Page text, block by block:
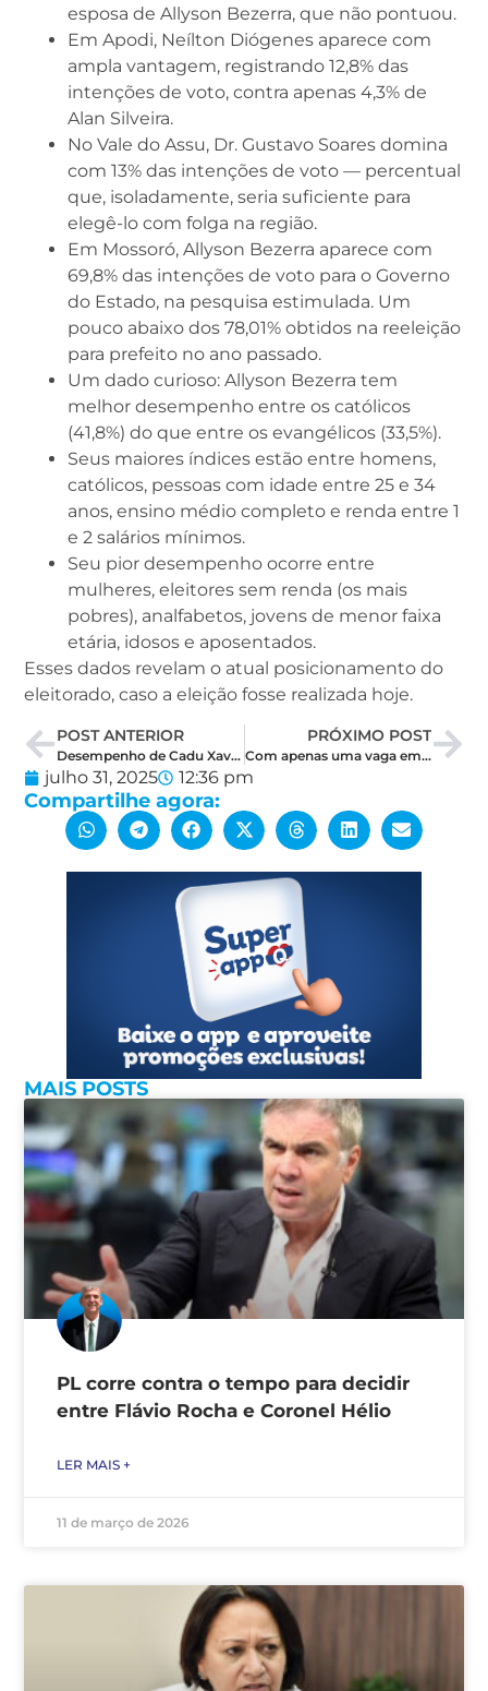
esposa de Allyson Bezerra, que não pontuou.
Em Apodi, Neílton Diógenes aparece com
ampla vantagem, registrando 12,8% das
intenções de voto, contra apenas 4,3% de
Alan Silveira.
No Vale do Assu, Dr. Gustavo Soares domina
com 13% das intenções de voto — percentual
que, isoladamente, seria suficiente para
elegê-lo com folga na região.
Em Mossoró, Allyson Bezerra aparece com
69,8% das intenções de voto para o Governo
do Estado, na pesquisa estimulada. Um
pouco abaixo dos 78,01% obtidos na reeleição
para prefeito no ano passado.
Um dado curioso: Allyson Bezerra tem
melhor desempenho entre os católicos
(41,8%) do que entre os evangélicos (33,5%).
Seus maiores índices estão entre homens,
católicos, pessoas com idade entre 25 e 34
anos, ensino médio completo e renda entre 1
e 2 salários mínimos.
Seu pior desempenho ocorre entre
mulheres, eleitores sem renda (os mais
pobres), analfabetos, jovens de menor faixa
etária, idosos e aposentados.
Esses dados revelam o atual posicionamento do
eleitorado, caso a eleição fosse realizada hoje.
POST ANTERIOR
Desempenho de Cadu Xavier em nova pesquisa expõe desafio do palanque governista
PRÓXIMO POST
Com apenas uma vaga em aberto, matemática eleitoral complica os planos da federação no RN
julho 31, 2025 12:36 pm
Compartilhe agora:
MAIS POSTS
PL corre contra o tempo para decidir
entre Flávio Rocha e Coronel Hélio
LER MAIS +
11 de março de 2026